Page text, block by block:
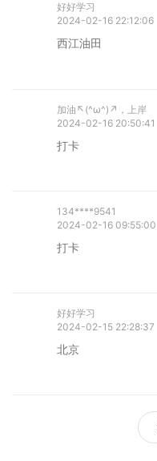
好好学习
2024-02-16 22:12:06
西江油田
加油↖(^ω^)↗，上岸
2024-02-16 20:50:41
打卡
134****9541
2024-02-16 09:55:00
打卡
好好学习
2024-02-15 22:28:37
北京